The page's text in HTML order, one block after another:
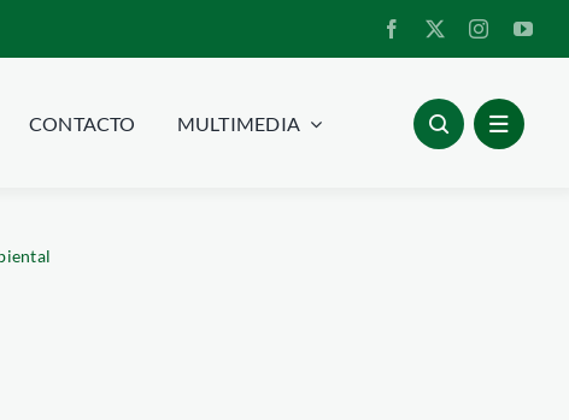
CONTACTO MULTIMEDIA